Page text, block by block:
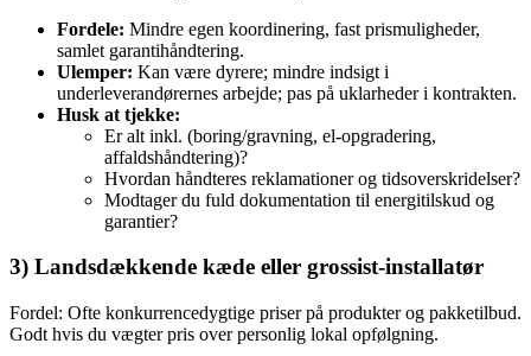
Fordele: Mindre egen koordinering, fast prismuligheder,
samlet garantihåndtering.
Ulemper: Kan være dyrere; mindre indsigt i
underleverandørernes arbejde; pas på uklarheder i kontrakten.
Husk at tjekke:
Er alt inkl. (boring/gravning, el‑opgradering,
affaldshåndtering)?
Hvordan håndteres reklamationer og tidsoverskridelser?
Modtager du fuld dokumentation til energitilskud og
garantier?
3) Landsdækkende kæde eller grossist‑installatør
Fordel: Ofte konkurrencedygtige priser på produkter og pakketilbud.
Godt hvis du vægter pris over personlig lokal opfølgning.